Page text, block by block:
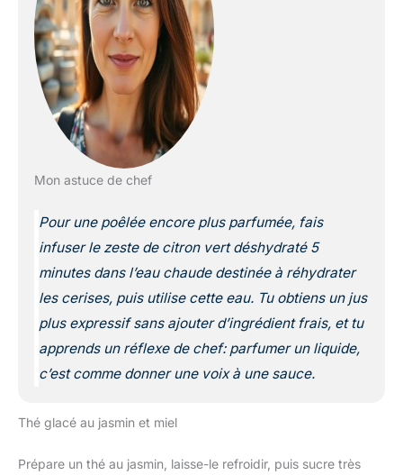
Mon astuce de chef
Pour une poêlée encore plus parfumée, fais
infuser le zeste de citron vert déshydraté 5
minutes dans l’eau chaude destinée à réhydrater
les cerises, puis utilise cette eau. Tu obtiens un jus
plus expressif sans ajouter d’ingrédient frais, et tu
apprends un réflexe de chef: parfumer un liquide,
c’est comme donner une voix à une sauce.
Thé glacé au jasmin et miel
Prépare un thé au jasmin, laisse-le refroidir, puis sucre très